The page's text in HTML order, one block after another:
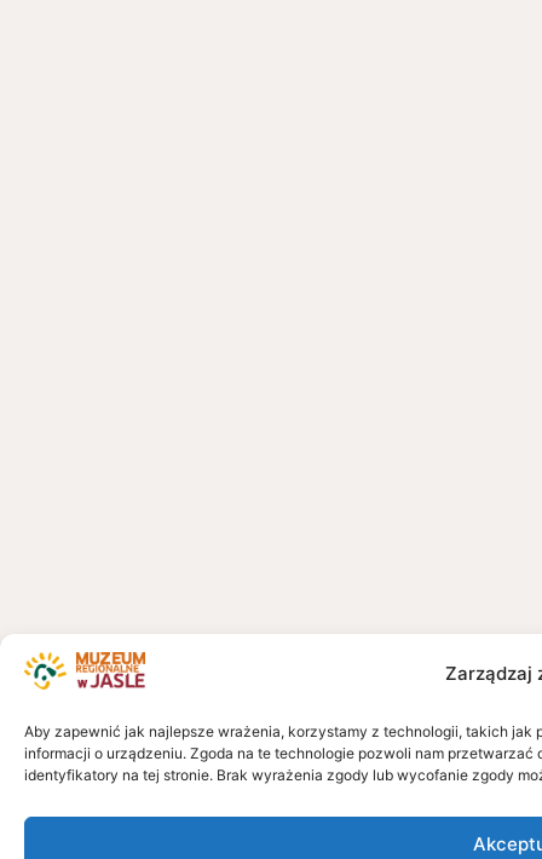
Zarządzaj
Aby zapewnić jak najlepsze wrażenia, korzystamy z technologii, takich
informacji o urządzeniu. Zgoda na te technologie pozwoli nam
identyfikatory na tej stronie. Brak wyrażenia zgody lub wycofanie zgody